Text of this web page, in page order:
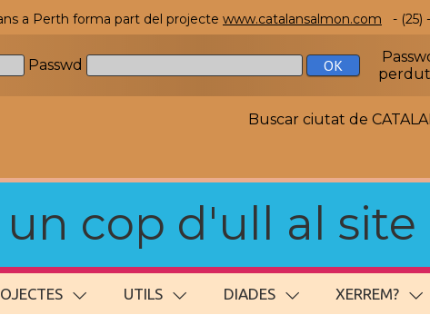
a Perth forma part del projecte www.catalansalmon.com -
Passwd
Buscar ciutat de
cop d'ull al site
UTILS DIADES XERREM?